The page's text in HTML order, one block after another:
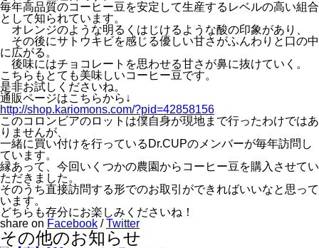
毎年高品質のコーヒー豆を安定して生産するレベルの高い組合
として知られています。
オレンジのような明るくはじけるような酸の印象があり、
その後にサトウキビを感じる優しい甘さがふんわりと口の中
に広がる。
後味にはチョコレートを思わせる甘さが鼻に抜けていく。
こちらもとても美味しいコーヒー豆です。
是非お試しくださいね。
通販ページはこちらから↓
http://shop.kariomons.com/?pid=42858156
このコロンビアのロットは僕自身が現地まで行ったわけではあ
りませんが、
一緒に買い付けを行っているDr.CUPのメンバーが毎年訪問し
ています。
縁あって、今回いくつかの農園からコーヒー豆を購入させてい
ただきました。
そのうち直接訪問する形でのお取引ができればいいなと思って
います。
どちらも存分にお楽しみくださいね！
share on Facebook /Twitter
その他のお知らせ